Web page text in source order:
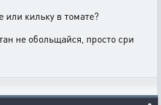
или кильку в томате?
не обольщайся, просто сри